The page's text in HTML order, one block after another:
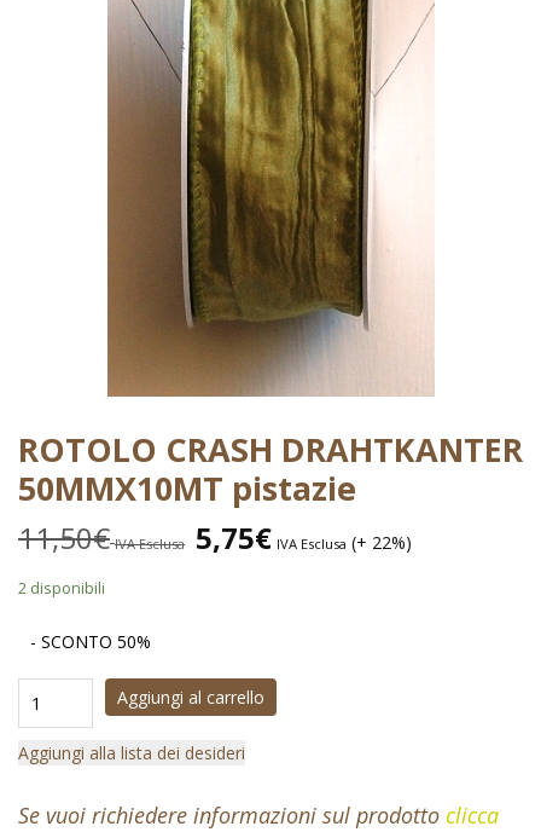
ROTOLO CRASH DRAHTKANTER
50MMX10MT pistazie
11,50€ IVA Esclusa 5,75€ IVA Esclusa (+ 22%)
2 disponibili
- SCONTO 50%
Aggiungi al carrello
Aggiungi alla lista dei desideri
Se vuoi richiedere informazioni sul prodotto clicca